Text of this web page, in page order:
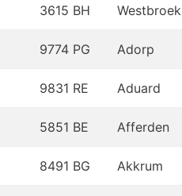
3615 BH Westbroek
9774 PG Adorp
9831 RE Aduard
5851 BE Afferden
8491 BG Akkrum